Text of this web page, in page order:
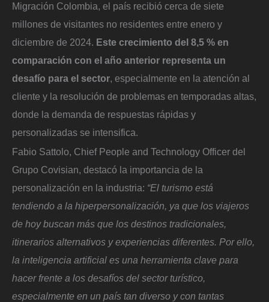
Migración Colombia, el país recibió cerca de siete
millones de visitantes no residentes entre enero y
diciembre de 2024. Este crecimiento del 8,5 % en
comparación con el año anterior representa un
desafío para el sector, especialmente en la atención al
cliente y la resolución de problemas en temporadas altas,
donde la demanda de respuestas rápidas y
personalizadas se intensifica.
Fabio Sattolo, Chief People and Technology Officer del
Grupo Covisian, destacó la importancia de la
personalización en la industria: “El turismo está
tendiendo a la hiperpersonalización, ya que los viajeros
de hoy buscan más que los destinos tradicionales,
itinerarios alternativos y experiencias diferentes. Por ello,
la inteligencia artificial es una herramienta clave para
hacer frente a los desafíos del sector turístico,
especialmente en un país tan diverso y con tantas